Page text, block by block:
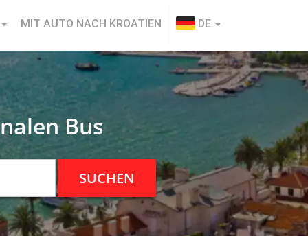
MIT AUTO NACH KROATIEN DE
Bus
SUCHEN